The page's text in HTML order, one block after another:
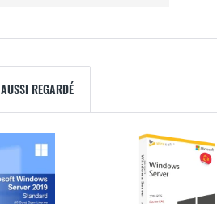
REGARDÉ